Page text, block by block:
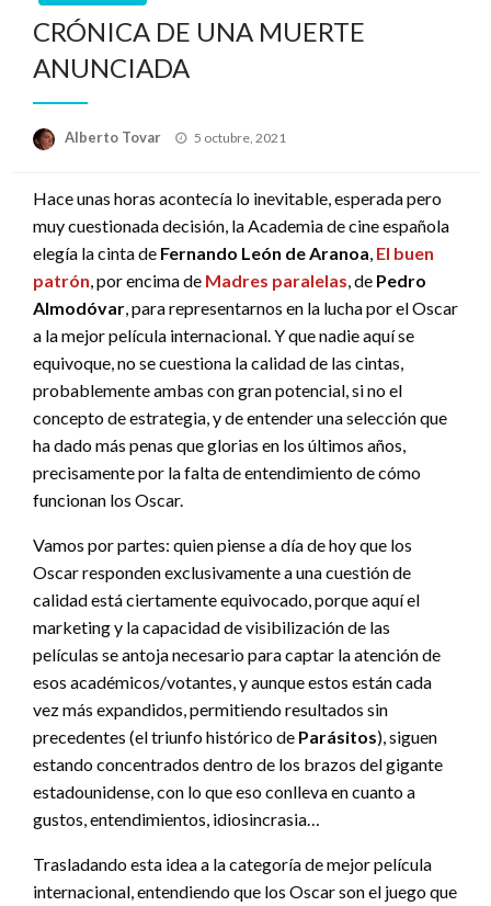
CRÓNICA DE UNA MUERTE
ANUNCIADA
Alberto Tovar
Publicado
5 octubre, 2021
Hace unas horas acontecía lo inevitable, esperada pero
muy cuestionada decisión, la Academia de cine española
elegía la cinta de Fernando León de Aranoa El buen
patrón , por encima de Madres paralelas , de Pedro
Almodóvar , para representarnos en la lucha por el Oscar
a la mejor película internacional. Y que nadie aquí se
equivoque, no se cuestiona la calidad de las cintas,
probablemente ambas con gran potencial, si no el
concepto de estrategia, y de entender una selección que
ha dado más penas que glorias en los últimos años,
precisamente por la falta de entendimiento de cómo
funcionan los Oscar.
Vamos por partes: quien piense a día de hoy que los
Oscar responden exclusivamente a una cuestión de
calidad está ciertamente equivocado, porque aquí el
marketing y la capacidad de visibilización de las
películas se antoja necesario para captar la atención de
esos académicos/votantes, y aunque estos están cada
vez más expandidos, permitiendo resultados sin
precedentes (el triunfo histórico de Parásitos), siguen
estando concentrados dentro de los brazos del gigante
estadounidense, con lo que eso conlleva en cuanto a
gustos, entendimientos, idiosincrasia…
Trasladando esta idea a la categoría de mejor película
internacional, entendiendo que los Oscar son el juego que